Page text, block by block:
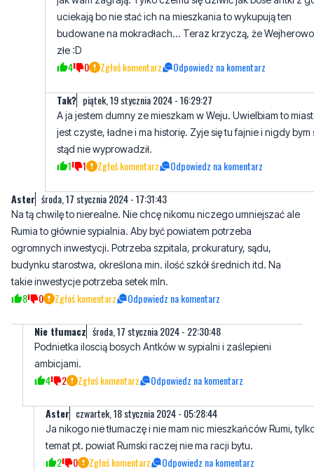
uciekają bo nie stać ich na mieszkania to wykupują ten
budowane na mokradłach... Teraz krzyczą, że
złe :D
4 0 Zgłoś komentarz Odpowiedz na komentarz
Tak? piątek, 19 stycznia 2024 - 16:29:27
A ja jestem dumny ze mieszkam w Weju. Uwielbiam to
jest czyste, ładne i ma historię. Zyje się tu fajnie i nigdy bym
stąd nie wyprowadził.
1 1 Zgłoś komentarz Odpowiedz na komentarz
Aster środa, 17 stycznia 2024 - 17:31:43
Na tą chwilę to nierealne. Nie chcę nikomu niczego umniejszać ale
Rumia to głównie sypialnia. Aby być powiatem potrzeba
ogromnych inwestycji. Potrzeba szpitala, prokuratury, sądu,
budynku starostwa, określona min. ilość szkół średnich itd. Na
takie inwestycje potrzeba setek mln.
8 0 Zgłoś komentarz Odpowiedz na komentarz
Nie tłumacz środa, 17 stycznia 2024 - 22:30:48
Podnietka iloscią bosych Antków w sypialni i zaślepieni
ambicjami.
4 2 Zgłoś komentarz Odpowiedz na komentarz
Aster czwartek, 18 stycznia 2024 - 05:28:44
Ja nikogo nie tłumaczę i nie mam nic mieszkańców Rumi,
temat pt. powiat Rumski raczej nie ma racji bytu.
2 0 Zgłoś komentarz Odpowiedz na komentarz